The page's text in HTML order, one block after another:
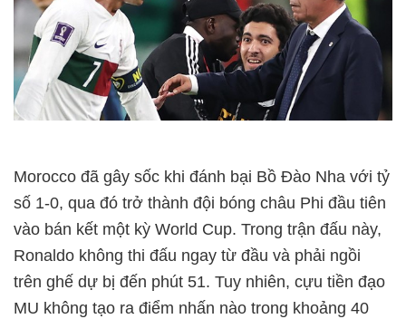
Morocco đã gây sốc khi đánh bại Bồ Đào Nha với tỷ
số 1-0, qua đó trở thành đội bóng châu Phi đầu tiên
vào bán kết một kỳ World Cup. Trong trận đấu này,
Ronaldo không thi đấu ngay từ đầu và phải ngồi
trên ghế dự bị đến phút 51. Tuy nhiên, cựu tiền đạo
MU không tạo ra điểm nhấn nào trong khoảng 40